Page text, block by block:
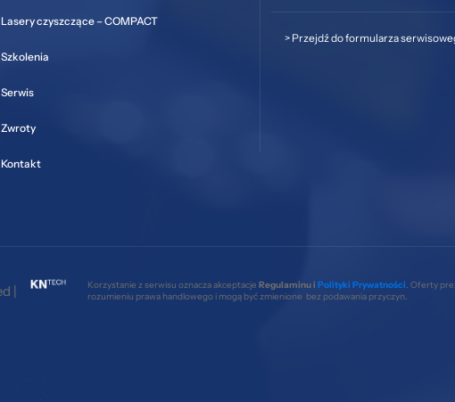
Lasery czyszczące – COMPACT
Szkolenia
Serwis
Zwroty
Kontakt
> Przejdź do formularza
| Korzystanie z serwisu oznacza akceptacje Regulaminu i Polityki Prywatności. Oferty
rozumieniu prawa handlowego i mogą być zmienione bez podawania przyczyn.